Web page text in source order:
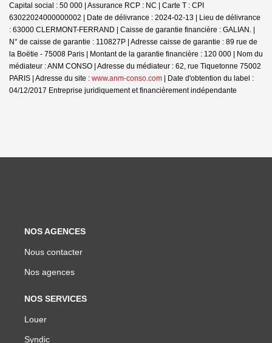
Capital social : 50 000 | Assurance RCP : NC | Carte T : CPI
63022024000000002 | Date de délivrance : 2024-02-13 | Lieu de délivrance
: 63000 CLERMONT-FERRAND | Caisse de garantie financière : GALIAN. |
N° de caisse de garantie : 110827P | Adresse caisse de garantie : 89 rue de
la Boëtie - 75008 Paris | Montant de la garantie financière : 120 000 | Nom du
médiateur : ANM CONSO | Adresse du médiateur : 62, rue Tiquetonne 75002
PARIS | Adresse du site : www.anm-conso.com | Date d'obtention du label :
04/12/2017 Entreprise juridiquement et financièrement indépendante
NOS AGENCES
Nous contacter
Nos agences
NOS SERVICES
Louer
Syndic